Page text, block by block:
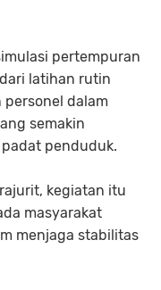
pertempuran
latihan rutin
dalam
semakin
penduduk.
kegiatan itu
masyarakat
menjaga stabilitas